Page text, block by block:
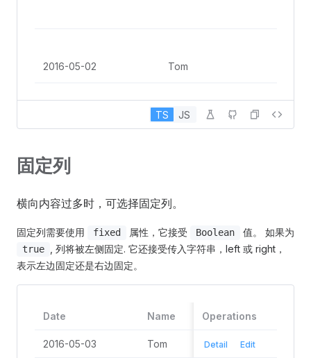
2016-05-02 Tom
TS JS
固定列
横向内容过多时，可选择固定列。
固定列需要使用 fixed 属性，它接受 Boolean 值。 如果为
true
, 列将被左侧固定. 它还接受传入字符串，left 或 right，
表示左边固定还是右边固定。
Date Name State
Operations
2016-05-03 Tom California
Detail Edit